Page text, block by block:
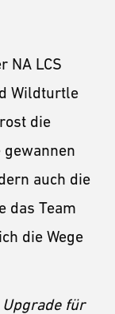
NA LCS
Wildturtle
die
gewannen
auch die
das Team
die Wege
Upgrade für